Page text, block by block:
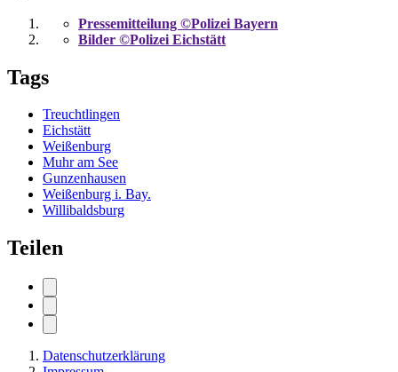
Pressemitteilung ©Polizei Bayern
Bilder ©Polizei Eichstätt
Tags
Treuchtlingen
Eichstätt
Weißenburg
Muhr am See
Gunzenhausen
Weißenburg i. Bay.
Willibaldsburg
Teilen
Datenschutzerklärung